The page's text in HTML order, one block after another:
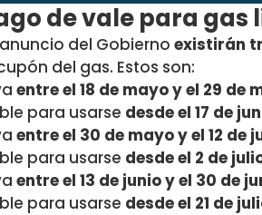
de vale para gas
del Gobierno existirán
del gas. Estos son:
entre el 18 de mayo y el 29 de
para usarse desde el 17 de
entre el 30 de mayo y el 12 de
para usarse desde el 2 de
entre el 13 de junio y el 30 de
para usarse desde el 21 de